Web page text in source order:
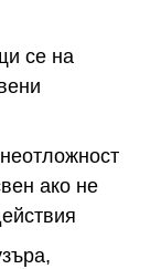
се на
ако не